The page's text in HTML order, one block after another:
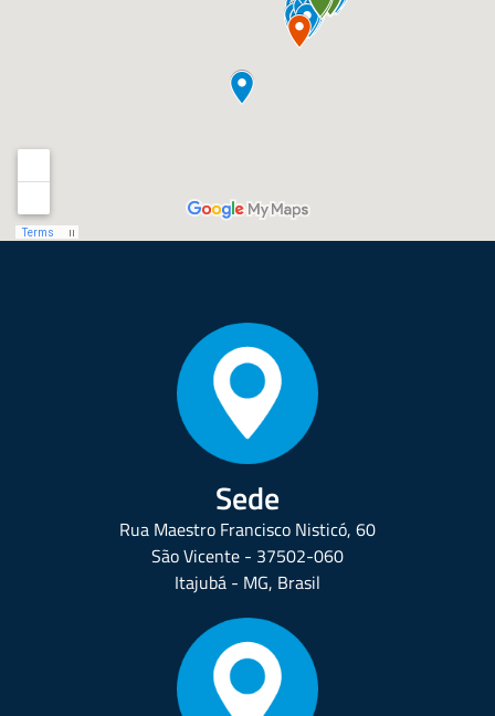
Sede
Rua Maestro Francisco Nisticó, 60
São Vicente - 37502-060
Itajubá - MG, Brasil